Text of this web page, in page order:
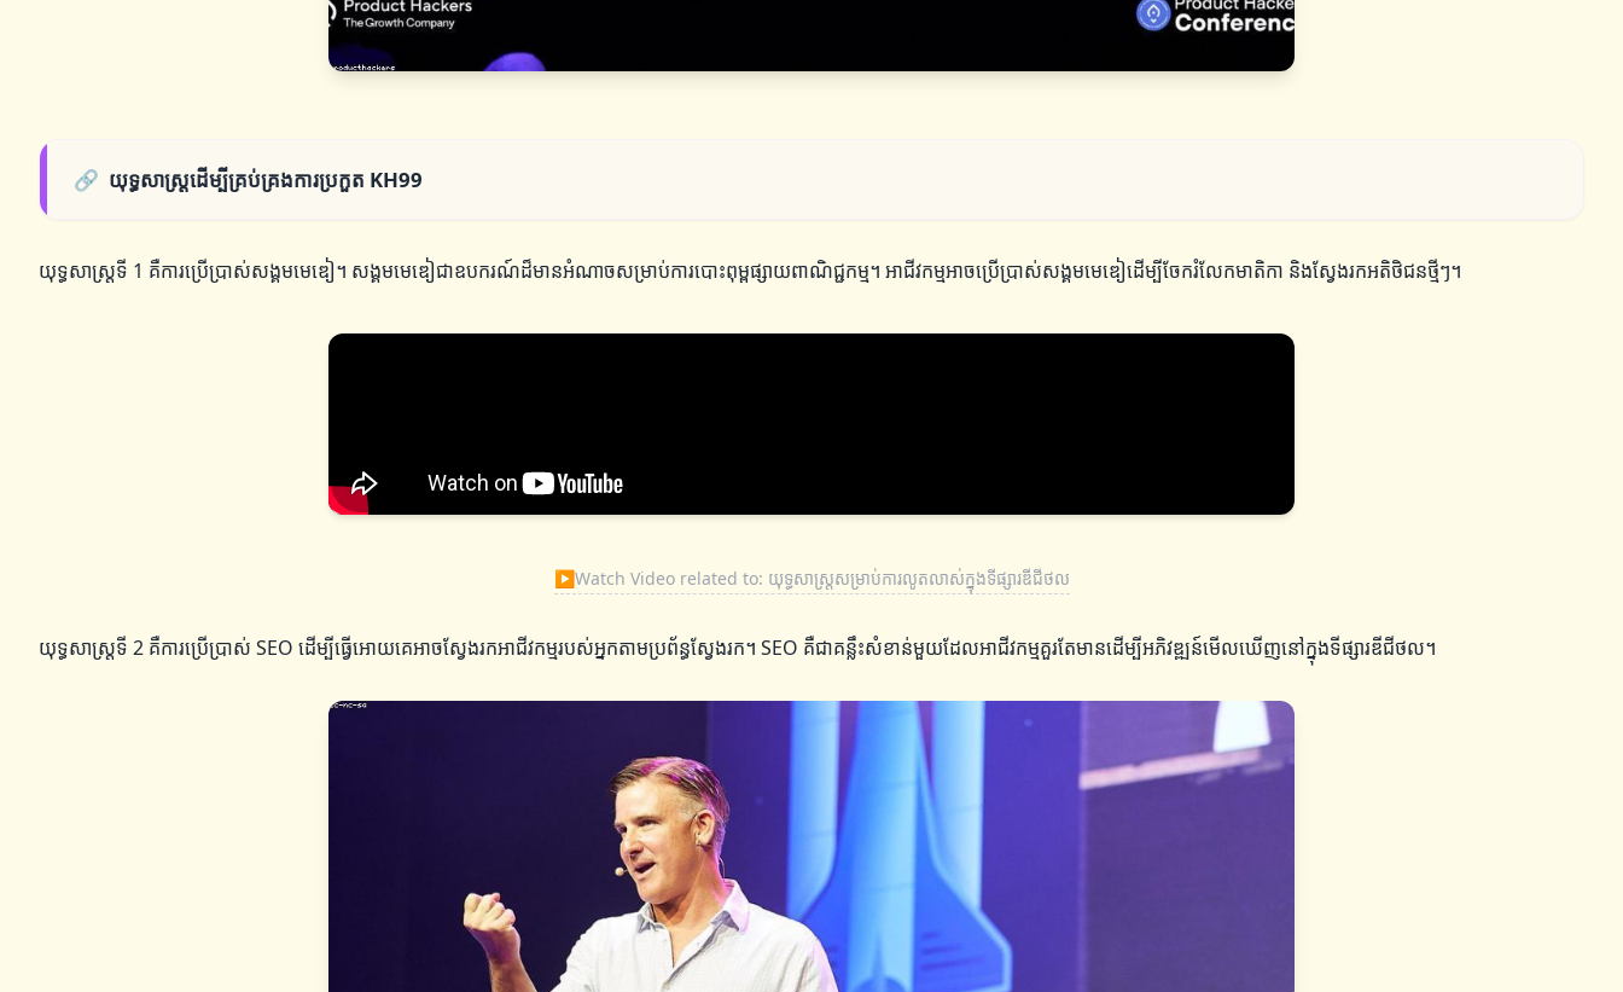
🔗 យុទ្ធសាស្ត្រដើម្បីគ្រប់គ្រងការប្រកួត KH99
យុទ្ធសាស្ត្រទី 1 គឺការប្រើប្រាស់សង្គមមេឌៀ។ សង្គមមេឌៀជាឧបករណ៍ដ៏មានអំណាចសម្រាប់ការបោះពុម្ពផ្សាយពាណិជ្ជកម្ម។ អាជីវកម្មអាចប្រើប្រាស់សង្គមមេឌៀដើម្បីចែករំលែកមាតិកា និងស្វែងរកអតិថិជនថ្មីៗ។
▶Watch Video related to: យុទ្ធសាស្ត្រសម្រាប់ការលូតលាស់ក្នុងទីផ្សារឌីជីថល
យុទ្ធសាស្ត្រទី 2 គឺការប្រើប្រាស់ SEO ដើម្បីធ្វើអោយគេអាចស្វែងរកអាជីវកម្មរបស់អ្នកតាមប្រព័ន្ធស្វែងរក។ SEO គឺជាគន្លឹះសំខាន់មួយដែលអាជីវកម្មគួរតែមានដើម្បីអភិវឌ្ឍន៍មើលឃើញនៅក្នុងទីផ្សារឌីជីថល។